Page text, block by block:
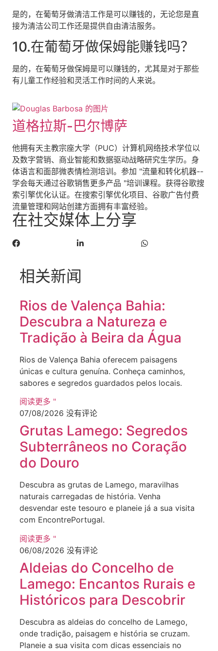
是的，在葡萄牙做清洁工作是可以赚钱的，无论您是直
接为清洁公司工作还是提供自由清洁服务。
10.在葡萄牙做保姆能赚钱吗？
是的，在葡萄牙做保姆是可以赚钱的，尤其是对于那些
有儿童工作经验和灵活工作时间的人来说。
道格拉斯-巴尔博萨
他拥有天主教宗座大学（PUC）计算机网络技术学位以
及数字营销、商业智能和数据驱动战略研究生学历。身
体语言和面部微表情检测培训。参加 "流量和转化机器--
学会每天通过谷歌销售更多产品 "培训课程。获得谷歌搜
索引擎优化认证。在搜索引擎优化项目、谷歌广告付费
流量管理和网站创建方面拥有丰富经验。
在社交媒体上分享
相关新闻
Rios de Valença Bahia:
Descubra a Natureza e
Tradição à Beira da Água
Rios de Valença Bahia oferecem paisagens
únicas e cultura genuína. Conheça caminhos,
sabores e segredos guardados pelos locais.
阅读更多 "
07/08/2026 没有评论
Grutas Lamego: Segredos
Subterrâneos no Coração
do Douro
Descubra as grutas de Lamego, maravilhas
naturais carregadas de história. Venha
desvendar este tesouro e planeie já a sua visita
com EncontrePortugal.
阅读更多 "
06/08/2026 没有评论
Aldeias do Concelho de
Lamego: Encantos Rurais e
Históricos para Descobrir
Descubra as aldeias do concelho de Lamego,
onde tradição, paisagem e história se cruzam.
Planeie a sua visita com dicas essenciais no